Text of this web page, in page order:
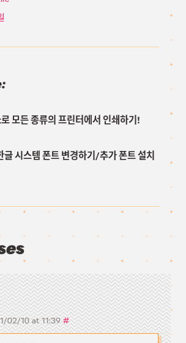
시스템 폰트 변경하기/추가 폰트 설치
모든 종류의 프린터에서 인쇄하기!
02/10 at 11:39#